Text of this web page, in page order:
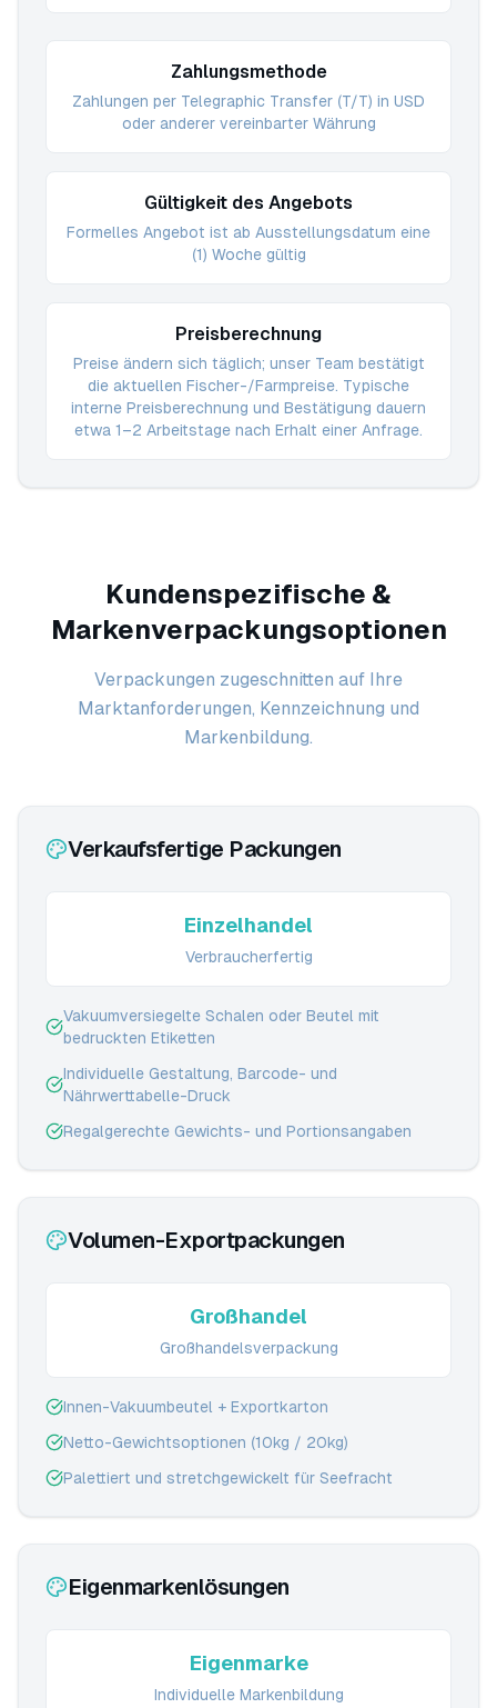
Zahlungsmethode
Zahlungen per Telegraphic Transfer (T/T) in USD
oder anderer vereinbarter Währung
Gültigkeit des Angebots
Formelles Angebot ist ab Ausstellungsdatum eine
(1) Woche gültig
Preisberechnung
Preise ändern sich täglich; unser Team bestätigt
die aktuellen Fischer-/Farmpreise. Typische
interne Preisberechnung und Bestätigung dauern
etwa 1–2 Arbeitstage nach Erhalt einer Anfrage.
Kundenspezifische &
Markenverpackungsoptionen
Verpackungen zugeschnitten auf Ihre
Marktanforderungen, Kennzeichnung und
Markenbildung.
Verkaufsfertige Packungen
Einzelhandel
Verbraucherfertig
Vakuumversiegelte Schalen oder Beutel mit
bedruckten Etiketten
Individuelle Gestaltung, Barcode- und
Nährwerttabelle-Druck
Regalgerechte Gewichts- und Portionsangaben
Volumen-Exportpackungen
Großhandel
Großhandelsverpackung
Innen-Vakuumbeutel + Exportkarton
Netto-Gewichtsoptionen (10kg / 20kg)
Palettiert und stretchgewickelt für Seefracht
Eigenmarkenlösungen
Eigenmarke
Individuelle Markenbildung